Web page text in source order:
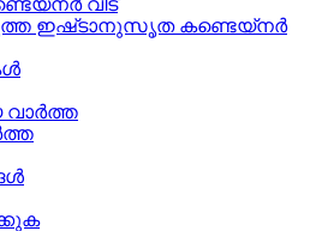
വീട്
ഇഷ്‌ടാനുസൃത കണ്ടെയ്‌നർ